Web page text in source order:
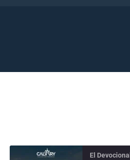
El Devocional